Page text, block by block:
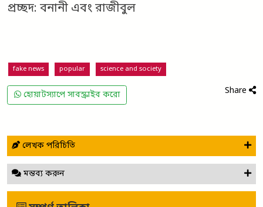
প্রচ্ছদ: বনানী এবং রাজীবুল
fake news popular science and society
হোয়াটস্যাপে সাবস্ক্রাইব করো Share
লেখক পরিচিতি
মন্তব্য করুন